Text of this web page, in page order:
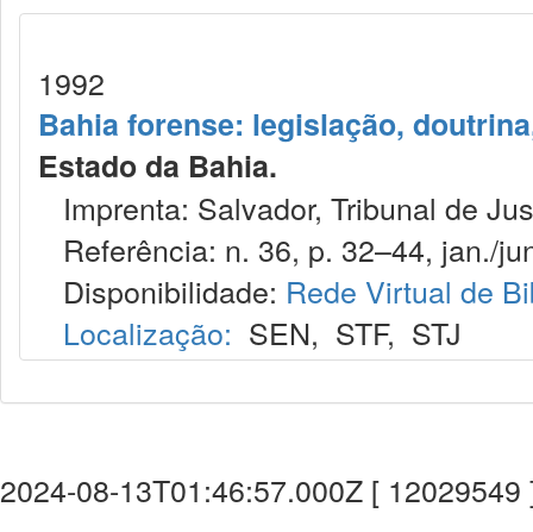
1992
Bahia forense: legislação,
Estado da Bahia.
Imprenta: Salvador, Tribunal de
Referência: n. 36, p. 32–44, jan./
Disponibilidade: Rede Virtual de
Localização: SEN, STF, STJ
2024-08-13T01:46:57.000Z [ 12029549